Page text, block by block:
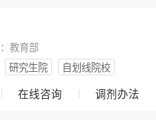
教育部
研究生院 自划线院校
在线咨询 调剂办法